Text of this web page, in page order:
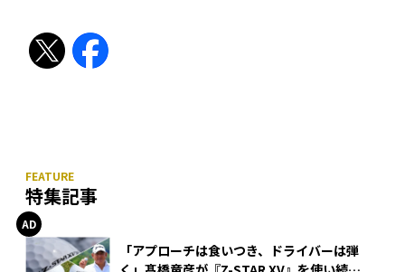
特集記事
「アプローチは食いつき、ドライバーは弾